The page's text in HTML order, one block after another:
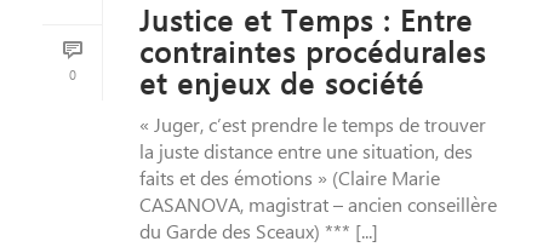
0
Justice et Temps : Entre
contraintes procédurales
et enjeux de société
« Juger, c’est prendre le temps de trouver
la juste distance entre une situation, des
faits et des émotions » (Claire Marie
CASANOVA, magistrat – ancien conseillère
du Garde des Sceaux) *** [...]